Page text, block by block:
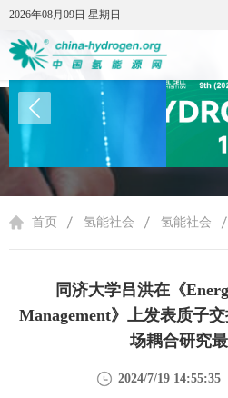
2026年08月09日 星期日
2026年08月09日 星期日
氢能
首页 氢能社会 氢能社会
同济大学吕洪在《
Management》上发表质子
场耦合研究
2024/7/19 14:55:35